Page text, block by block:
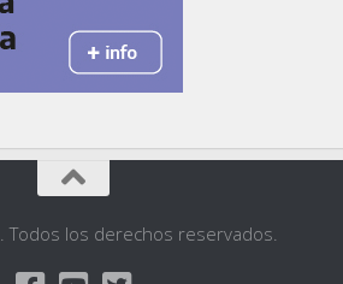
Todos los derechos reservados.